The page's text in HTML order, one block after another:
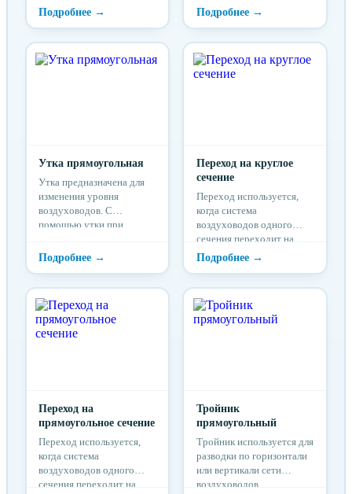
вертикальной оси.
Стандартные
углами поворота 90 и 45°.
Утка прямоугольная
Утка предназначена для
изменения уровня
воздуховодов. С
помощью утки при
воздуховодов обходят
балки, выступы,
Переход на круглое
сечение
Переход используется,
когда система
воздуховодов одного
сечения переходит на
систему воздуховодов
другого сечения.
Переход на
прямоугольное сечение
Переход используется,
когда система
воздуховодов одного
сечения переходит на
Тройник
прямоугольный
Тройник используется для
разводки по горизонтали
или вертикали сети
воздуховодов.